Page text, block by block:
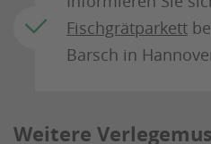
Fischgrätparkett
Barsch in
Weitere